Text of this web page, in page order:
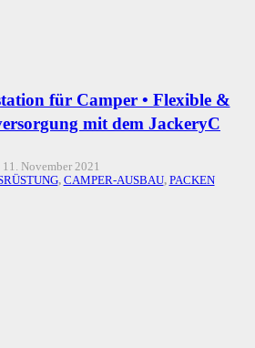
für Camper • Flexible &
mit dem JackeryC
11. November 2021
, CAMPER-AUSBAU, PACKEN